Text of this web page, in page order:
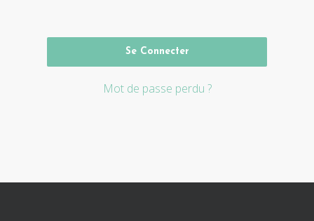
Se Connecter
Mot de passe perdu ?